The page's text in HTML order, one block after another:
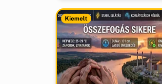
Kiemelt